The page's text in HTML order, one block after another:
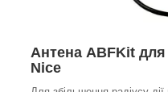
Антена ABFKit для
Nice